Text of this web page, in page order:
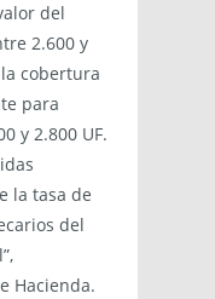
del
2.600 y
cobertura
para
y 2.800 UF.
la tasa de
del
Hacienda.